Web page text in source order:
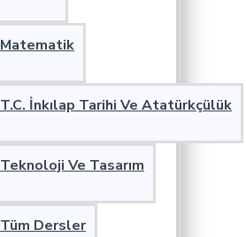
Matematik
T.C. İnkılap Tarihi Ve Atatürkçülük
Teknoloji Ve Tasarım
Tüm Dersler